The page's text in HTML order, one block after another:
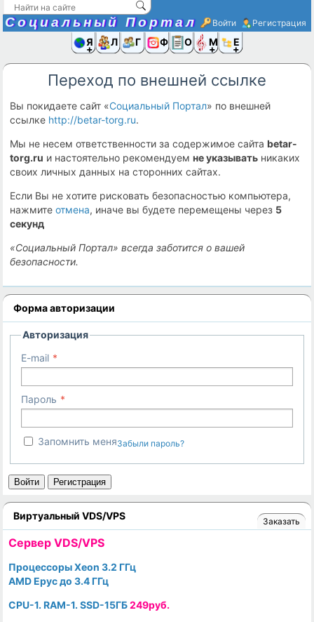
Социальный Портал Войти Регистрация
Я иЛюди
Группы
Фото Ещё
Переход по внешней ссылке
Вы покидаете сайт «Социальный Портал» по внешней
ссылке http://betar-torg.ru.
Мы не несем ответственности за содержимое сайта betar-
torg.ru и настоятельно рекомендуемне указывать никаких
своих личных данных на сторонних сайтах.
Если Вы не хотите рисковать безопасностью компьютера,
нажмитеотмена, иначе вы будете перемещены через 5
секунд
«Социальный Портал» всегда заботится о вашей
безопасности.
Форма авторизации
Авторизация
E-mail
Пароль
Запомнить меняЗабыли пароль?
Войти Регистрация
Виртуальный VDS/VPS Заказать
Cервер VDS/VPS
Процессоры Xeon 3.2 ГГц
AMD Epyc до 3.4 ГГц
CPU-1. RAM-1. SSD-15ГБ249руб.